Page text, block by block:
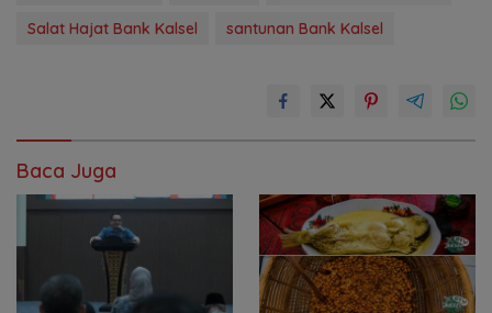
Salat Hajat Bank Kalsel
santunan Bank Kalsel
Baca Juga